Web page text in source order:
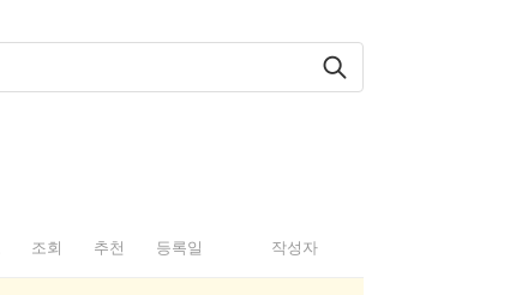
조회 추천 등록일 작성자